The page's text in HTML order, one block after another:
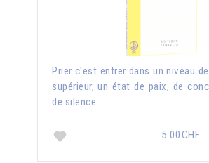
Prier c'est entrer dans un niveau
supérieur, un état de paix, de
de silence.
5.00CHF